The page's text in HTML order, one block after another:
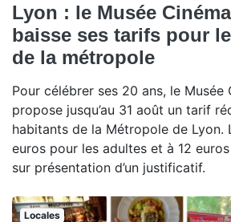
Lyon : le Musée
baisse ses tarifs pour
de la métropole
Pour célébrer ses 20 ans, le Musée
propose jusqu’au 31 août un tarif
habitants de la Métropole de Lyon.
euros pour les adultes et à 12
sur présentation d’un justificatif.
Locales